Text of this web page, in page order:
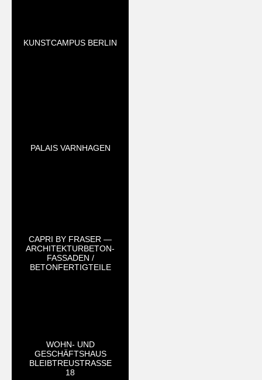
KUNSTCAMPUS BERLIN
PALAIS VARNHAGEN
CAPRI BY FRASER —
ARCHITEKTURBETON-
FASSADEN /
BETONFERTIGTEILE
WOHN- UND
GESCHÄFTSHAUS
BLEIBTREUSTRASSE 1
8